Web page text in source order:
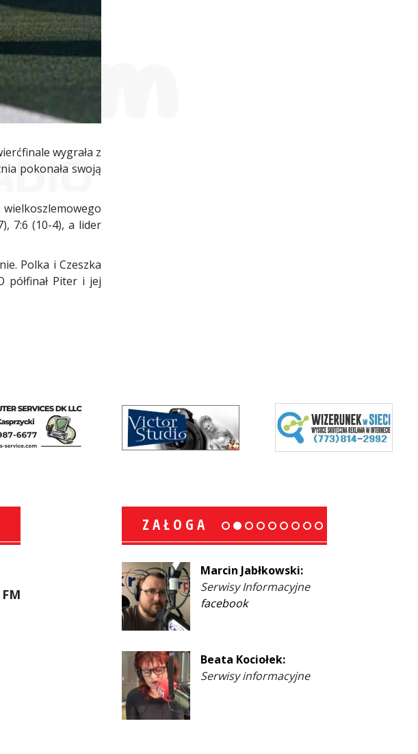
wygrała z
pokonała swoją
7:6 (10-4), a lider
Polka i Czeszka
półfinał Piter i jej
ZAŁOGA
Marcin Jabłkowski:
Serwisy Informacyjne
facebook
Beata Kociołek:
Serwisy informacyjne